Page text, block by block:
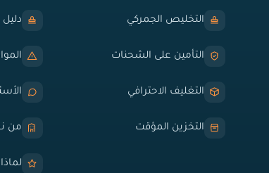
التخليص الجمركي
التأمين على الشحنات
التغليف الاحترافي
التخزين المؤقت من